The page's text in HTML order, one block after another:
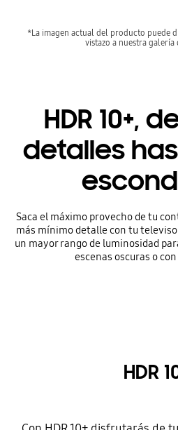
*La imagen actual del producto puede
vistazo a nuestra galería
HDR 10+,
detalles
Saca el máximo provecho de tu
más mínimo detalle con tu
un mayor rango de luminosidad
escenas oscuras o
HDR